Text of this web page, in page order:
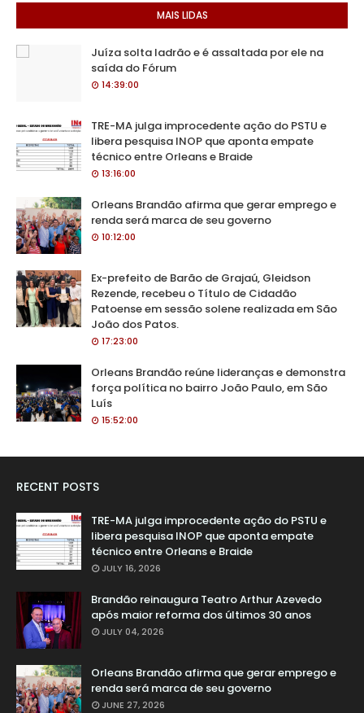
MAIS LIDAS
Juíza solta ladrão e é assaltada por ele na
saída do Fórum
14:39:00
TRE-MA julga improcedente ação do PSTU e
libera pesquisa INOP que aponta empate
técnico entre Orleans e Braide
13:16:00
Orleans Brandão afirma que gerar emprego e
renda será marca de seu governo
10:12:00
Ex-prefeito de Barão de Grajaú, Gleidson
Rezende, recebeu o Título de Cidadão
Patoense em sessão solene realizada em São
João dos Patos.
17:23:00
Orleans Brandão reúne lideranças e demonstra
força política no bairro João Paulo, em São
Luís
15:52:00
RECENT POSTS
TRE-MA julga improcedente ação do PSTU e
libera pesquisa INOP que aponta empate
técnico entre Orleans e Braide
JULY 16, 2026
Brandão reinaugura Teatro Arthur Azevedo
após maior reforma dos últimos 30 anos
JULY 04, 2026
Orleans Brandão afirma que gerar emprego e
renda será marca de seu governo
JUNE 27, 2026